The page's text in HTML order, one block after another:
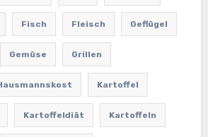
Fisch Fleisch Geflügel
Gemüse Grillen
Kartoffel
Kartoffeldiät Kartoffeln